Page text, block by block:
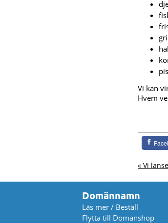
Vi kan
Hvem
« Vi
Domännamn
Läs mer / Beställ
Flytta till Domänshop